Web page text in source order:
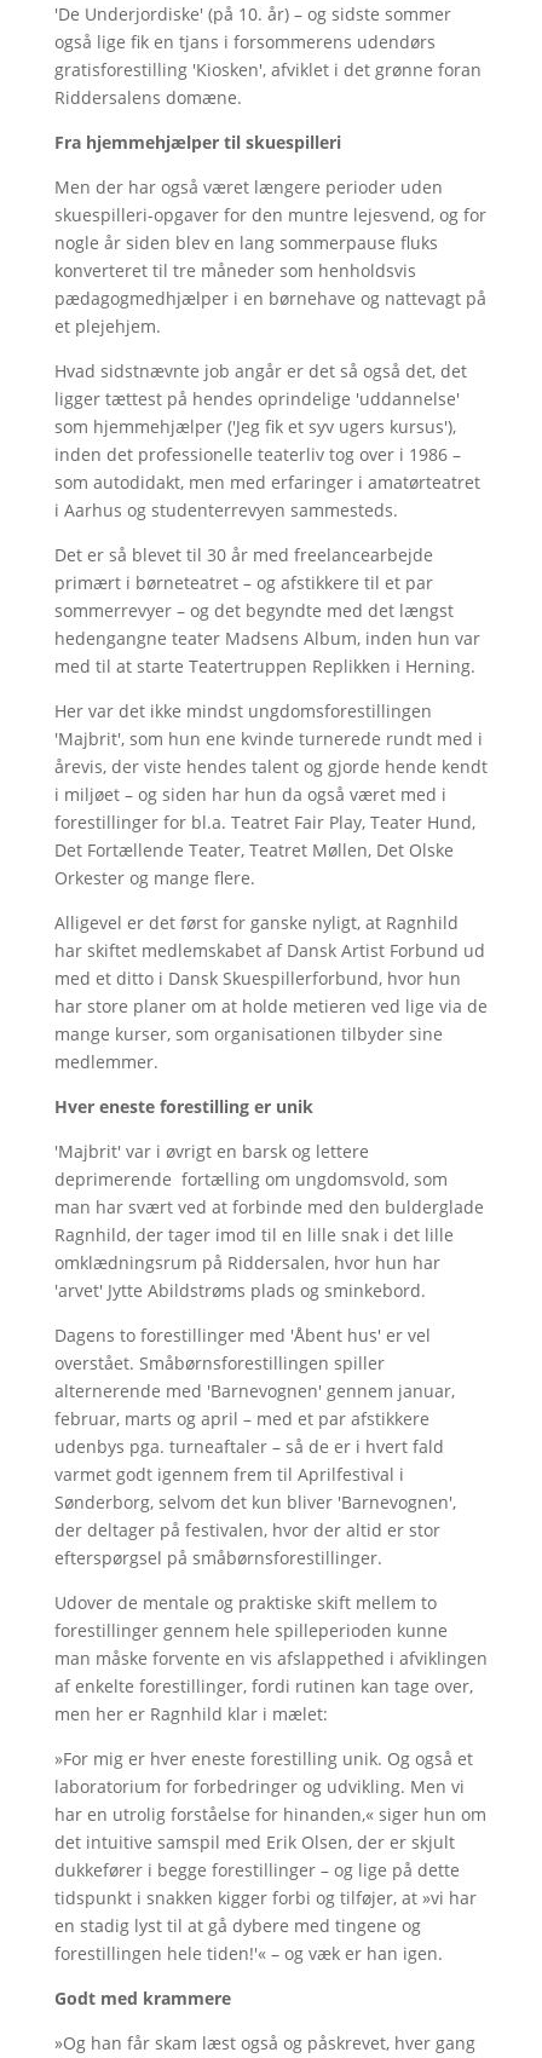
'De Underjordiske' (på 10. år) – og sidste sommer
også lige fik en tjans i forsommerens udendørs
gratisforestilling 'Kiosken', afviklet i det grønne foran
Riddersalens domæne.
Fra hjemmehjælper til skuespilleri
Men der har også været længere perioder uden
skuespilleri-opgaver for den muntre lejesvend, og for
nogle år siden blev en lang sommerpause fluks
konverteret til tre måneder som henholdsvis
pædagogmedhjælper i en børnehave og nattevagt på
et plejehjem.
Hvad sidstnævnte job angår er det så også det, det
ligger tættest på hendes oprindelige 'uddannelse'
som hjemmehjælper ('Jeg fik et syv ugers kursus'),
inden det professionelle teaterliv tog over i 1986 –
som autodidakt, men med erfaringer i amatørteatret
i Aarhus og studenterrevyen sammesteds.
Det er så blevet til 30 år med freelancearbejde
primært i børneteatret – og afstikkere til et par
sommerrevyer – og det begyndte med det længst
hedengangne teater Madsens Album, inden hun var
med til at starte Teatertruppen Replikken i Herning.
Her var det ikke mindst ungdomsforestillingen
'Majbrit', som hun ene kvinde turnerede rundt med i
årevis, der viste hendes talent og gjorde hende kendt
i miljøet – og siden har hun da også været med i
forestillinger for bl.a. Teatret Fair Play, Teater Hund,
Det Fortællende Teater, Teatret Møllen, Det Olske
Orkester og mange flere.
Alligevel er det først for ganske nyligt, at Ragnhild
har skiftet medlemskabet af Dansk Artist Forbund ud
med et ditto i Dansk Skuespillerforbund, hvor hun
har store planer om at holde metieren ved lige via de
mange kurser, som organisationen tilbyder sine
medlemmer.
Hver eneste forestilling er unik
'Majbrit' var i øvrigt en barsk og lettere
deprimerende fortælling om ungdomsvold, som
man har svært ved at forbinde med den bulderglade
Ragnhild, der tager imod til en lille snak i det lille
omklædningsrum på Riddersalen, hvor hun har
'arvet' Jytte Abildstrøms plads og sminkebord.
Dagens to forestillinger med 'Åbent hus' er vel
overstået. Småbørnsforestillingen spiller
alternerende med 'Barnevognen' gennem januar,
februar, marts og april – med et par afstikkere
udenbys pga. turneaftaler – så de er i hvert fald
varmet godt igennem frem til Aprilfestival i
Sønderborg, selvom det kun bliver 'Barnevognen',
der deltager på festivalen, hvor der altid er stor
efterspørgsel på småbørnsforestillinger.
Udover de mentale og praktiske skift mellem to
forestillinger gennem hele spilleperioden kunne
man måske forvente en vis afslappethed i afviklingen
af enkelte forestillinger, fordi rutinen kan tage over,
men her er Ragnhild klar i mælet:
»For mig er hver eneste forestilling unik. Og også et
laboratorium for forbedringer og udvikling. Men vi
har en utrolig forståelse for hinanden,« siger hun om
det intuitive samspil med Erik Olsen, der er skjult
dukkefører i begge forestillinger – og lige på dette
tidspunkt i snakken kigger forbi og tilføjer, at »vi har
en stadig lyst til at gå dybere med tingene og
forestillingen hele tiden!'« – og væk er han igen.
Godt med krammere
»Og han får skam læst også og påskrevet, hver gang